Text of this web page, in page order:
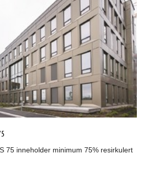
75 inneholder minimum 75% resirkulert